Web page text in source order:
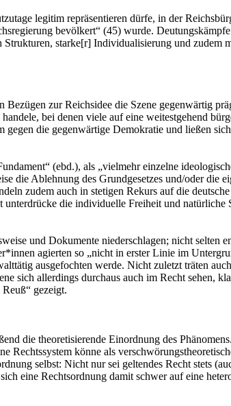
legitim repräsentieren dürfe, in der
bevölkert“ (45) wurde.
starke[r] Individualisierung und zudem
zur Reichsidee die Szene gegenwärtig
bei denen viele auf eine weitestgehend
die gegenwärtige Demokratie und ließen
(ebd.), als „vielmehr einzelne
die Ablehnung des Grundgesetzes und/oder die
zudem auch in stetigen Rekurs auf die
die individuelle Freiheit und natürliche
und Dokumente niederschlagen; nicht selten
agierten so „nicht in erster Linie im
ausgefochten werde. Nicht zuletzt träten
sich allerdings durchaus auch im Recht sehen,
gezeigt.
die theoretisierende Einordnung des
könne als
selbst: Nicht nur sei geltendes Recht stets
eine Rechtsordnung damit schwer auf eine